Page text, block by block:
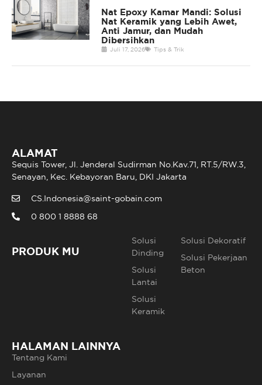
Nat Epoxy Kamar Mandi: Solusi
Nat Keramik yang Lebih Awet,
Anti Jamur, dan Mudah
Dibersihkan
Juli 17, 2026 Tips & Trik
ALAMAT
Sequis Tower, Jl. Jenderal Sudirman No.Kav.71, RT.5/RW.3,
Senayan, Kec. Kebayoran Baru, DKI Jakarta
CS.Indonesia@saint-gobain.com
0 800 1 8888 68
PRODUK MU
Solusi
Dinding
Solusi
Lantai
Solusi
Keramik
Solusi Dekoratif
Solusi Pekerjaan
Beton
HALAMAN LAINNYA
Tentang Kami
Layanan